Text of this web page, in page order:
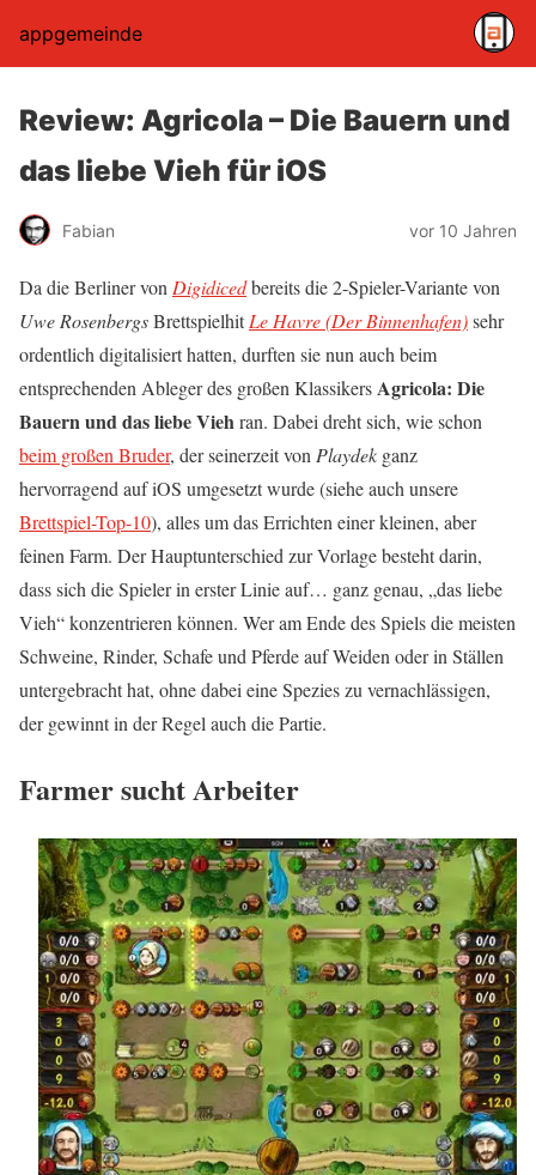
appgemeinde
Review: Agricola – Die Bauern und
das liebe Vieh für iOS
Fabian vor 10 Jahren
Da die Berliner von Digidicedbereits die 2-Spieler-Variante von
Uwe RosenbergsBrettspielhitLe Havre (Der Binnenhafen)sehr
ordentlich digitalisiert hatten, durften sie nun auch beim
entsprechenden Ableger des großen KlassikersAgricola: Die
Bauern und das liebe Viehran. Dabei dreht sich, wie schon
beim großen Bruder, der seinerzeit von Playdek ganz
hervorragend auf iOS umgesetzt wurde (siehe auch unsere
Brettspiel-Top-10), alles um das Errichten einer kleinen, aber
feinen Farm. Der Hauptunterschied zur Vorlage besteht darin,
dass sich die Spieler in erster Linie auf… ganz genau, „das liebe
Vieh“ konzentrieren können. Wer am Ende des Spiels die meisten
Schweine, Rinder, Schafe und Pferde auf Weiden oder in Ställen
untergebracht hat, ohne dabei eine Spezies zu vernachlässigen,
der gewinnt in der Regel auch die Partie.
Farmer sucht Arbeiter